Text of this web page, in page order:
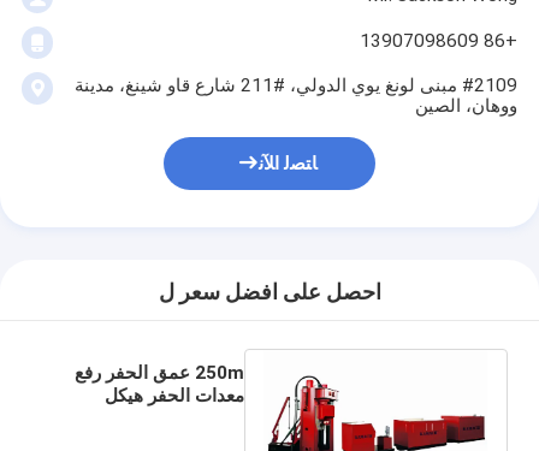
+86 13907098609
#2109 مبنى لونغ يوي الدولي، #211 شارع قاو شينغ، مدينة
ووهان، الصين
ﺎﺘﺼﻟ ﺍﻶﻧ
احصل على افضل سعر ل
250m عمق الحفر رفع
معدات الحفر هيكل